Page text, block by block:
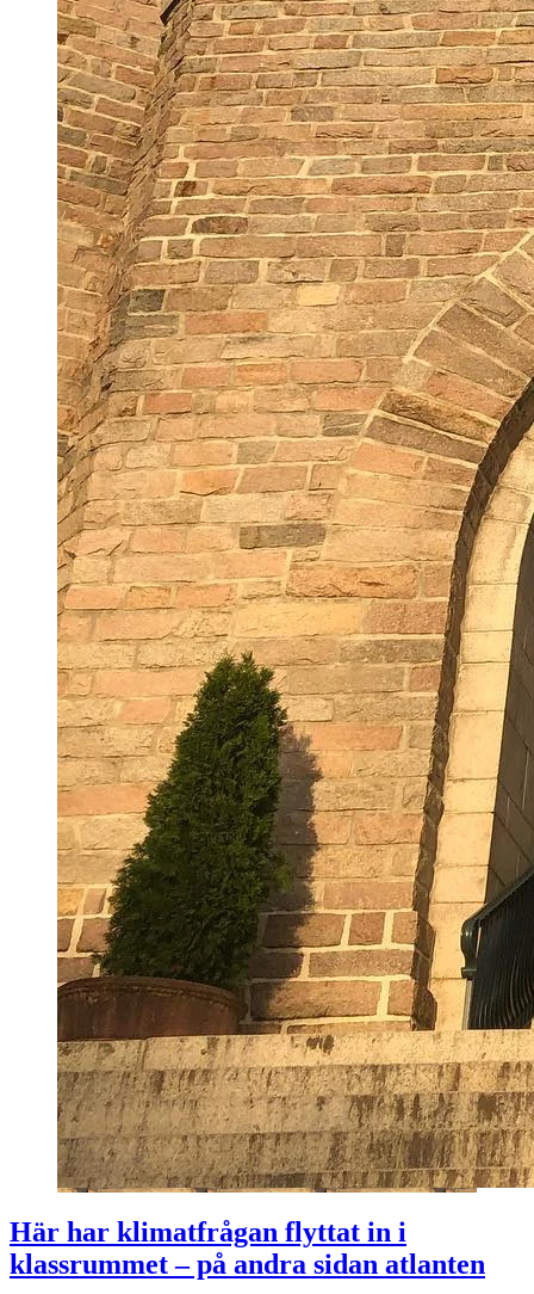
Här har klimatfrågan flyttat in i
klassrummet – på andra sidan atlanten